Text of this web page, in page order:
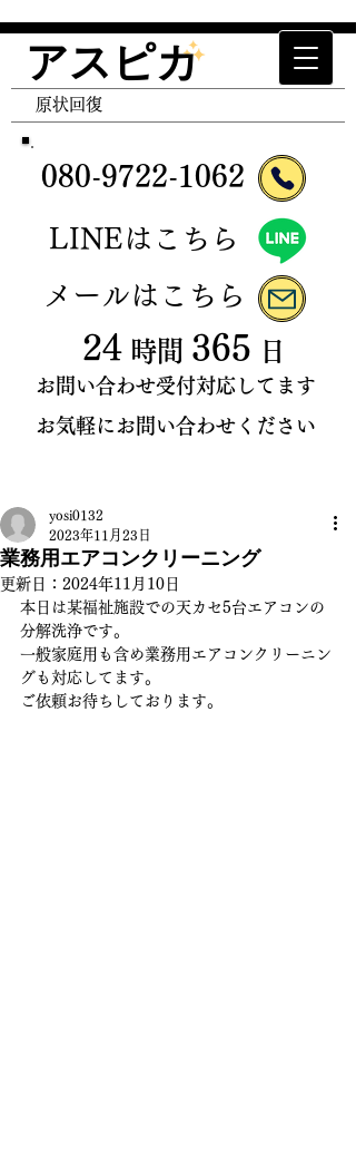
エアコン清掃 エアコンクリーニング ハウスクリ
ーニング 空室清掃 抑制津クリーニング トイレ
クリーニング キッチンクリーニング レンジフー
ドクリーニング 原状回復 退去清掃 入居前清
掃 家事代行 便利屋 クロス張替 退去立ち合い
080-9722-1062
​LINEはこちら
​メールはこちら
お問い合わせ受付対応してます
お気軽にお問い合わせください
24 時間 365 日
​原状回復
アスピカ
業務用エアコンクリーニング
yosi0132
2023年11月23日
更新日： 2024年11月10日
本日は某福祉施設での天カセ5台エアコンの
分解洗浄です。
一般家庭用も含め業務用エアコンクリーニン
グも対応してます。
ご依頼お待ちしております。